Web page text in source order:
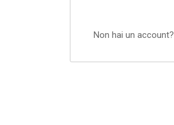
Non hai un account?